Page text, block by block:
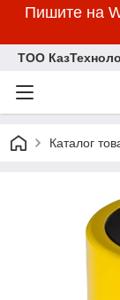
Пишите на
ТОО
Каталог